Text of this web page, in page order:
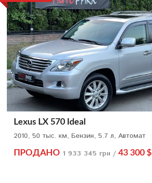
Lexus LX 570 Ideal
2010, 50 тыс. км, Бензин, 5.7 л, Автомат
ПРОДАНО 1 933 345 грн / 43 300 $